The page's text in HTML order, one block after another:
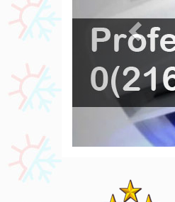
Olefini Klima Servisi